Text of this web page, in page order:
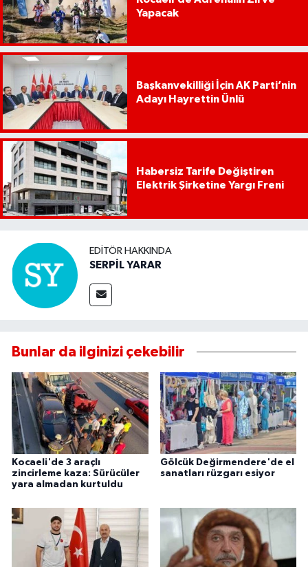
Yapacak
Başkanvekilliği İçin AK Parti’nin
Adayı Hayrettin Ünlü
Habersiz Tarife Değiştiren
Elektrik Şirketine Yargı Freni
EDITÖR HAKKINDA
SERPİL YARAR
Bunlar da ilginizi çekebilir
Kocaeli'de 3 araçlı
zincirleme kaza: Sürücüler
yara almadan kurtuldu
Gölcük Değirmendere'de el
sanatları rüzgarı esiyor